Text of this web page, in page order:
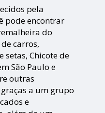
pela
pode encontrar
do
carros,
setas, Chicote de
São Paulo e
outras
a um grupo
e